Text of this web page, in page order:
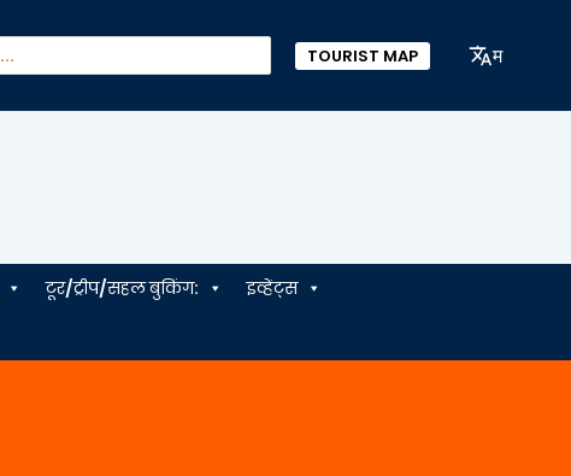
TOURIST MAP म
टूर/ट्रीप/सहल बुकिंग:
इव्हेंट्स